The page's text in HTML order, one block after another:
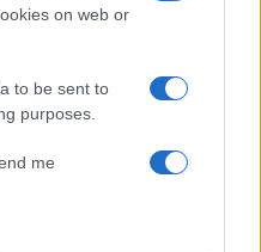
on web or
to be sent to
purposes.
me
2000 /2000